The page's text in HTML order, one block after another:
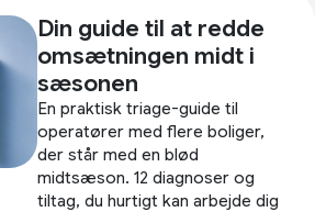
Din guide til at redde
omsætningen midt i
sæsonen
En praktisk triage-guide til
operatører med flere boliger,
der står med en blød
midtsæson. 12 diagnoser og
tiltag, du hurtigt kan arbejde dig